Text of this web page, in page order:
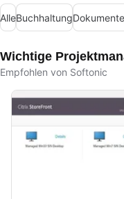
AlleBuchhaltung
Wichtige
Empfohlen von Softonic